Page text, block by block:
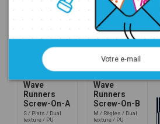
Dual
Règles
Dual
texture
156,00 €
Wave
Runners
Screw-On-A
S Plats
Dual
texture
PU
Wave
Runners
Screw-On-B
M Règles
Dual
texture
PU